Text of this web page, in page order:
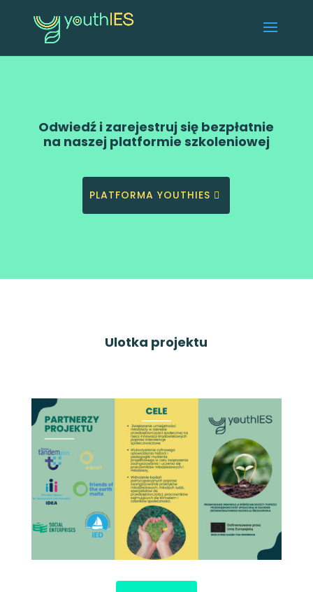
Odwiedź i zarejestruj się bezpłatnie
na naszej platformie szkoleniowej
PLATFORMA YOUTHIES
Ulotka projektu